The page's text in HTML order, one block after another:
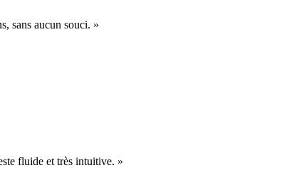
sans aucun souci. »
fluide et très intuitive. »